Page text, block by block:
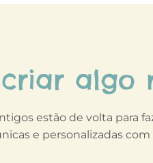
algo
estão de volta para
e personalizadas